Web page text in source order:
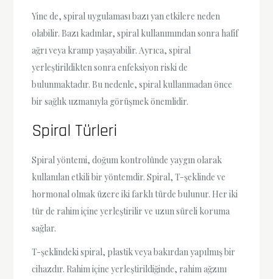
Yine de, spiral uygulaması bazı yan etkilere neden
olabilir. Bazı kadınlar, spiral kullanımından sonra hafif
ağrı veya kramp yaşayabilir. Ayrıca, spiral
yerleştirildikten sonra enfeksiyon riski de
bulunmaktadır. Bu nedenle, spiral kullanmadan önce
bir sağlık uzmanıyla görüşmek önemlidir.
Spiral Türleri
Spiral yöntemi, doğum kontrolünde yaygın olarak
kullanılan etkili bir yöntemdir. Spiral, T-şeklinde ve
hormonal olmak üzere iki farklı türde bulunur. Her iki
tür de rahim içine yerleştirilir ve uzun süreli koruma
sağlar.
T-şeklindeki spiral, plastik veya bakırdan yapılmış bir
cihazdır. Rahim içine yerleştirildiğinde, rahim ağzını